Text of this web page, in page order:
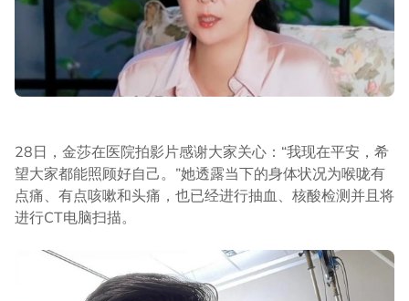
28日，金莎在医院拍影片感谢大家关心：“我现在平安，希
望大家都能照顾好自己。”她透露当下的身体状况为喉咙有
点痛、有点咳嗽和头痛，也已经进行抽血、核酸检测并且将
进行CT电脑扫描。